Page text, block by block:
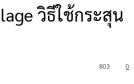
วิธีใช้กระสุน
0
803